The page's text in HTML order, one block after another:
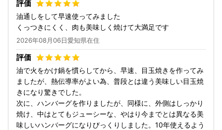
油通しをして早速使ってみました
くっつきにくく、肉も美味しく焼けて大満足です
2026年08月06日愛知県在住
油で火をかけ鍋を慣らしてから、早速、目玉焼きを作ってみ
ましたが、熱伝導率がよい為、普段とは違う美味しい目玉焼
きになり驚きでした。
次に、ハンバーグを作りましたが、同様に、外側はしっかり
焼け、中はとてもジューシーな、やはり今までとは異なる美
味しいハンバーグになりびっくりしました。10年使えるよう